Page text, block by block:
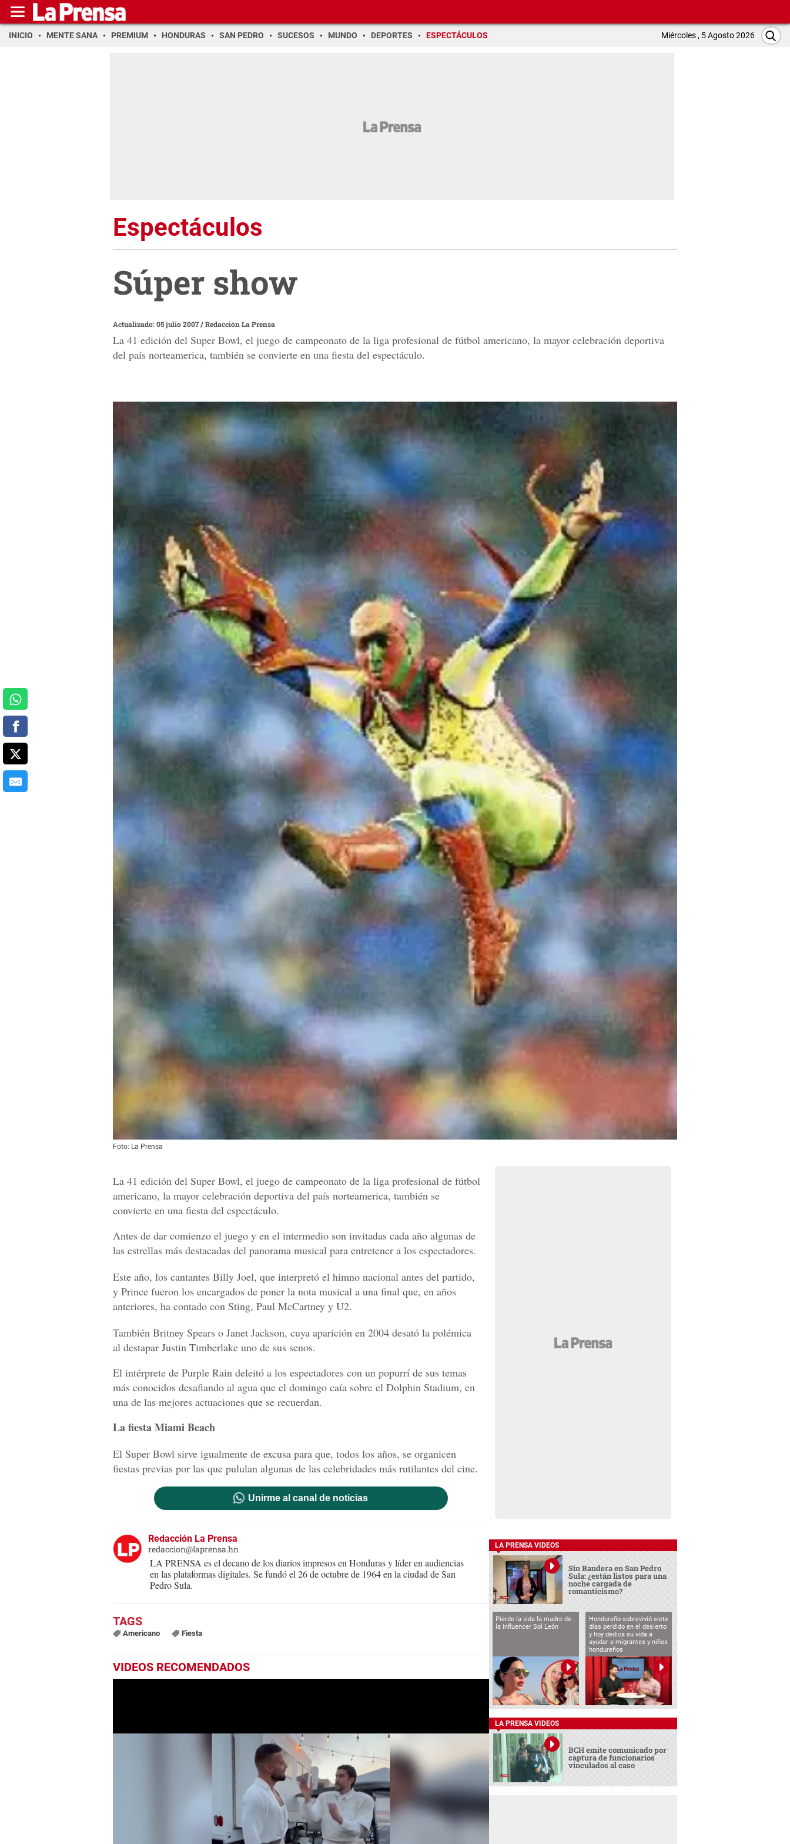
INICIO MENTE SANA PREMIUM HONDURAS SAN PEDRO SUCESOS MUNDO DEPORTES ESPECTÁCULOS Miércoles , 5 Agosto 2026
Espectáculos
Súper show
Actualizado: 05 julio 2007/Redacción La Prensa
La 41 edición del Super Bowl, el juego de campeonato de la liga profesional de fútbol americano, la mayor celebración deportiva
del país norteamerica, también se convierte en una fiesta del espectáculo.
Foto: La Prensa
La 41 edición del Super Bowl, el juego de campeonato de la liga profesional de fútbol
americano, la mayor celebración deportiva del país norteamerica, también se
convierte en una fiesta del espectáculo.
Antes de dar comienzo el juego y en el intermedio son invitadas cada año algunas de
las estrellas más destacadas del panorama musical para entretener a los espectadores.
Este año, los cantantes Billy Joel, que interpretó el himno nacional antes del partido,
y Prince fueron los encargados de poner la nota musical a una final que, en años
anteriores, ha contado con Sting, Paul McCartney y U2.
También Britney Spears o Janet Jackson, cuya aparición en 2004 desató la polémica
al destapar Justin Timberlake uno de sus senos.
El intérprete de Purple Rain deleitó a los espectadores con un popurrí de sus temas
más conocidos desafiando al agua que el domingo caía sobre el Dolphin Stadium, en
una de las mejores actuaciones que se recuerdan.
La fiesta Miami Beach
El Super Bowl sirve igualmente de excusa para que, todos los años, se organicen
fiestas previas por las que pululan algunas de las celebridades más rutilantes del cine.
Unirme al canal de noticias
Redacción La Prensa
redaccion@laprensa.hn
LA PRENSA es el decano de los diarios impresos en Honduras y líder en audiencias
en las plataformas digitales. Se fundó el 26 de octubre de 1964 en la ciudad de San
Pedro Sula.
Americano Fiesta
VIDEOS RECOMENDADOS
LA PRENSA VIDEOS
Sin Bandera en San Pedro
Sula: ¿están listos para una
noche cargada de
romanticismo?
Pierde la vida la madre de
la influencer Sol León
Hondureño sobrevivió siete
días perdido en el desierto
y hoy dedica su vida a
ayudar a migrantes y niños
hondureños
LA PRENSA VIDEOS
BCH emite comunicado por
captura de funcionarios
vinculados al caso